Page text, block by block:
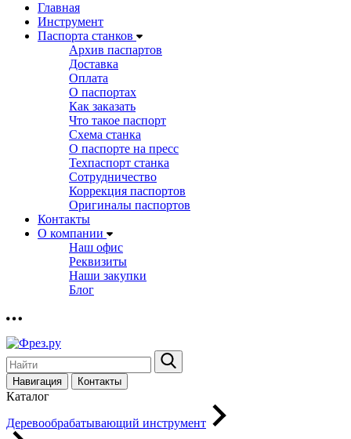
Главная
Инструмент
Паспорта станков
Архив паспартов
Доставка
Оплата
О паспортах
Как заказать
Что такое паспорт
Схема станка
О паспорте на пресс
Техпаспорт станка
Сотрудничество
Коррекция паспортов
Оригиналы паспортов
Контакты
О компании
Наш офис
Реквизиты
Наши закупки
Блог
Навигация Контакты
Каталог
Деревообрабатывающий инструмент